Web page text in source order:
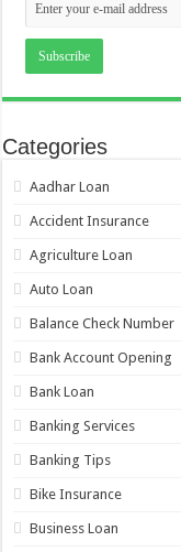
Categories
Aadhar Loan
Accident Insurance
Agriculture Loan
Auto Loan
Balance Check Number
Bank Account Opening
Bank Loan
Banking Services
Banking Tips
Bike Insurance
Business Loan